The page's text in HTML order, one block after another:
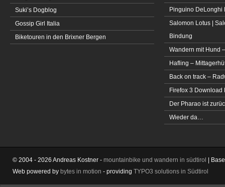
Suki’s Dogblog
Gossip Girl Italia
Biketouren in den Brixner Bergen
Pinguino DeLonghi
Salomon Lotus |
Bindung
Wandern mit Hund
Hafling –
Back on track –
Firefox 3 Download
Der Pharao ist
Wieder da…
© 2004 - 2026 Andreas Kostner - mountainbike und wandern in südtirol |
Web powered by bytes in motion - providing TYPO3 solutions in Südtirol